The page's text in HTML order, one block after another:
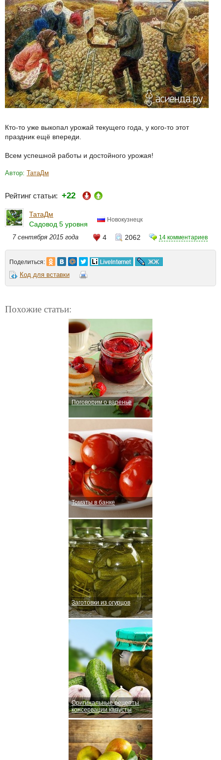
Кто-то уже выкопал урожай текущего года, у кого-то этот
праздник ещё впереди.
Всем успешной работы и достойного урожая!
Автор: ТатаДм
Рейтинг статьи: +22
ТатаДм
Садовод 5 уровня
Новокузнецк
7 сентября 2015 года 4 2062 14 комментариев
Поделиться:
Код для вставки
Похожие статьи:
Поговорим о варенье
Томаты в банке
Заготовки из огурцов
Оригинальные рецепты
консервации капусты